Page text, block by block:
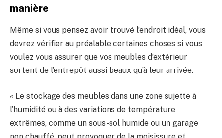
manière
Même si vous pensez avoir trouvé l’endroit idéal, vous
devrez vérifier au préalable certaines choses si vous
voulez vous assurer que vos meubles d’extérieur
sortent de l’entrepôt aussi beaux qu’à leur arrivée.
« Le stockage des meubles dans une zone sujette à
l’humidité ou à des variations de température
extrêmes, comme un sous-sol humide ou un garage
non chauffé, peut provoquer de la moisissure et